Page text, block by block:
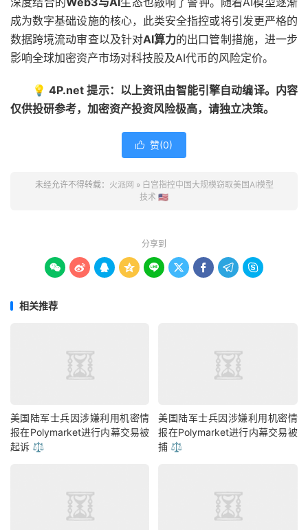
成为数字基础设施的核心，此类安全指控或将引发更严格的
数据跨境流动审查以及针对AI算力的出口管制措施，进一步
影响全球加密资产市场对科技股及AI代币的风险定价。
💡 4P.net 提示：以上资讯由智能引擎自动编译。内容
仅供投研参考，加密资产投资风险极高，请独立决策。
 赞(0)
未经允许不得转载： 火派网 » 白宫指控中国大规模窃取美国AI模型
技术 🇺🇸
分享到
        
相关推荐
美国陆军士兵因涉嫌利用机密情
报在Polymarket进行内幕交易被
起诉 ⚖️
美国陆军士兵因涉嫌利用机密情
报在Polymarket进行内幕交易被
捕 ⚖️